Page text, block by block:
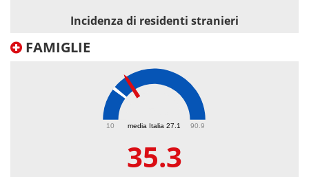
Incidenza di residenti stranieri
FAMIGLIE
media Italia 27.1
10 90.9
35.3